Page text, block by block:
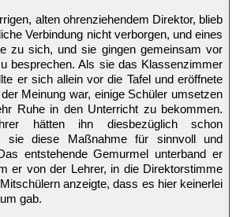
alten ohrenziehendem Direktor, blieb
Verbindung nicht verborgen, und eines
zu sich, und sie gingen gemeinsam vor
besprechen. Als sie das Klassenzimmer
er sich allein vor die Tafel und eröffnete
Meinung war, einige Schüler umsetzen
Ruhe in den Unterricht zu bekommen.
hätten ihn diesbezüglich schon
sie diese Maßnahme für sinnvoll und
entstehende Gemurmel unterband er
er von der Lehrer, in die Direktorstimme
anzeigte, dass es hier keinerlei
gab.